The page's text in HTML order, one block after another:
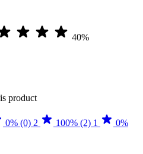
40%
product
0% (0) 2 100% (2) 1
0%